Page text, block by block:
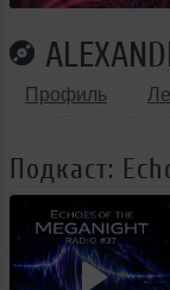
Профиль
Подкаст: